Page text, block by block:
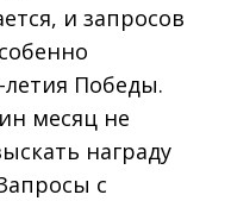
и запросов
Победы.
месяц не
награду
с